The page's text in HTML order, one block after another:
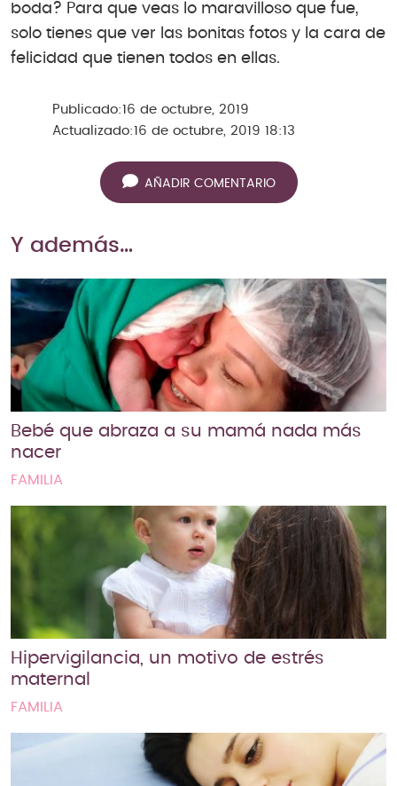
boda? Para que veas lo maravilloso que fue,
solo tienes que ver las bonitas fotos y la cara de
felicidad que tienen todos en ellas.
Publicado:16 de octubre, 2019
Actualizado:16 de octubre, 2019 18:13
AÑADIR COMENTARIO
Y además…
Bebé que abraza a su mamá nada más
nacer
FAMILIA
Hipervigilancia, un motivo de estrés
maternal
FAMILIA